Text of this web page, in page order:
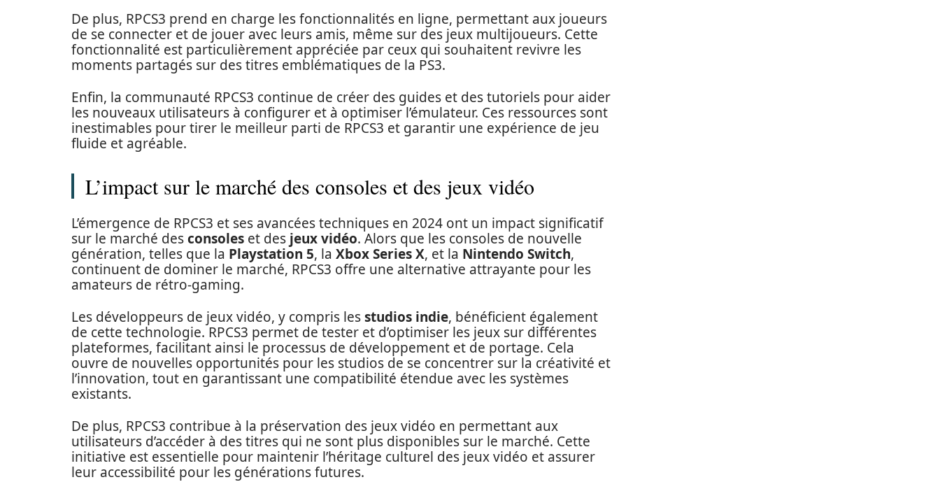
De plus, RPCS3 prend en charge les fonctionnalités en ligne, permettant aux joueurs
de se connecter et de jouer avec leurs amis, même sur des jeux multijoueurs. Cette
fonctionnalité est particulièrement appréciée par ceux qui souhaitent revivre les
moments partagés sur des titres emblématiques de la PS3.
Enfin, la communauté RPCS3 continue de créer des guides et des tutoriels pour aider
les nouveaux utilisateurs à configurer et à optimiser l’émulateur. Ces ressources sont
inestimables pour tirer le meilleur parti de RPCS3 et garantir une expérience de jeu
fluide et agréable.
L’impact sur le marché des consoles et des jeux vidéo
L’émergence de RPCS3 et ses avancées techniques en 2024 ont un impact significatif
sur le marché desconsoles et des jeux vidéo. Alors que les consoles de nouvelle
génération, telles que la Playstation 5, la Xbox Series X, et la Nintendo Switch,
continuent de dominer le marché, RPCS3 offre une alternative attrayante pour les
amateurs de rétro-gaming.
Les développeurs de jeux vidéo, y compris lesstudios indie, bénéficient également
de cette technologie. RPCS3 permet de tester et d’optimiser les jeux sur différentes
plateformes, facilitant ainsi le processus de développement et de portage. Cela
ouvre de nouvelles opportunités pour les studios de se concentrer sur la créativité et
l’innovation, tout en garantissant une compatibilité étendue avec les systèmes
existants.
De plus, RPCS3 contribue à la préservation des jeux vidéo en permettant aux
utilisateurs d’accéder à des titres qui ne sont plus disponibles sur le marché. Cette
initiative est essentielle pour maintenir l’héritage culturel des jeux vidéo et assurer
leur accessibilité pour les générations futures.